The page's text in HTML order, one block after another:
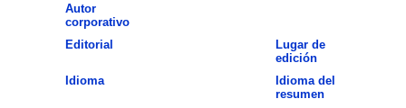
Autor
corporativo
Editorial
Lugar de
edición
Idioma
Idioma del
resumen